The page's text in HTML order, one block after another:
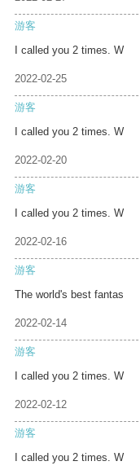
游客
I called you 2 times. W
2022-02-25
游客
I called you 2 times. W
2022-02-20
游客
I called you 2 times. W
2022-02-16
游客
The world's best fantas
2022-02-14
游客
I called you 2 times. W
2022-02-12
游客
I called you 2 times. W